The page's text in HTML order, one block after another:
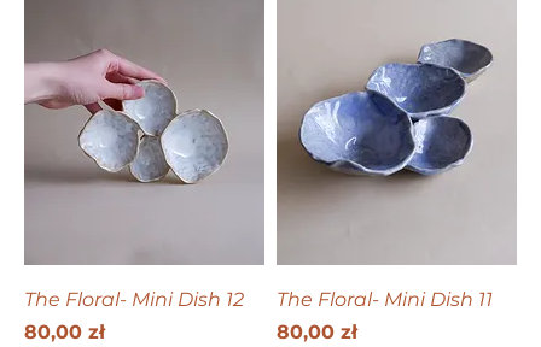
The Floral- Mini Dish 12
Cena
80,00 zł
The Floral- Mini Dish 11
Cena
80,00 zł